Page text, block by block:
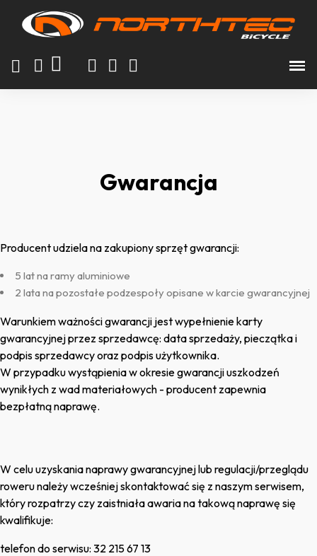
Gwarancja
Producent udziela na zakupiony sprzęt gwarancji:
5 lat na ramy aluminiowe
2 lata na pozostałe podzespoły opisane w karcie gwarancyjnej
Warunkiem ważności gwarancji jest wypełnienie karty
gwarancyjnej przez sprzedawcę: data sprzedaży, pieczątka i
podpis sprzedawcy oraz podpis użytkownika.
W przypadku wystąpienia w okresie gwarancji uszkodzeń
wynikłych z wad materiałowych - producent zapewnia
bezpłatną naprawę.
W celu uzyskania naprawy gwarancyjnej lub regulacji/przeglądu
roweru należy wcześniej skontaktować się z naszym serwisem,
który rozpatrzy czy zaistniała awaria na takową naprawę się
kwalifikuje:
telefon do serwisu: 32 215 67 13